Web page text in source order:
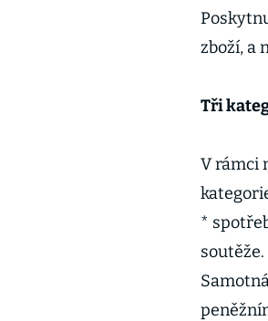
zboží, a
Tři
V rámci
*
soutěže.